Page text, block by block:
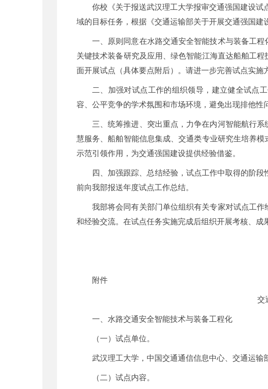
你校《关于报送武汉理工大学报审交通强国建设
域的目标任务，根据《交通运输部关于开展交通强国
一、原则同意在水路交通安全智能技术与装备工
关键技术装备研究及应用、绿色智能江海直达船舶工
面开展试点（具体要点附后）。请进一步完善试点实施
二、加强对试点工作的组织领导，建立健全试点
容、公平竞争的学术氛围和市场环境，避免出现排他性
三、统筹推进、突出重点，力争在内河智能航行
慧服务、船舶智能信息集成、交通类专业研究生培养
示范引领作用，为交通强国建设提供经验借鉴。
四、加强跟踪、总结经验，试点工作中取得的阶
前向我部报送年度试点工作总结。
我部将会同有关部门单位组织有关专家对试点工
和经验交流。在试点任务实施完成后组织开展考核、成
附件
交
一、水路交通安全智能技术与装备工程化
（一）试点单位。
武汉理工大学，中国交通通信信息中心、交通运输
（二）试点内容。